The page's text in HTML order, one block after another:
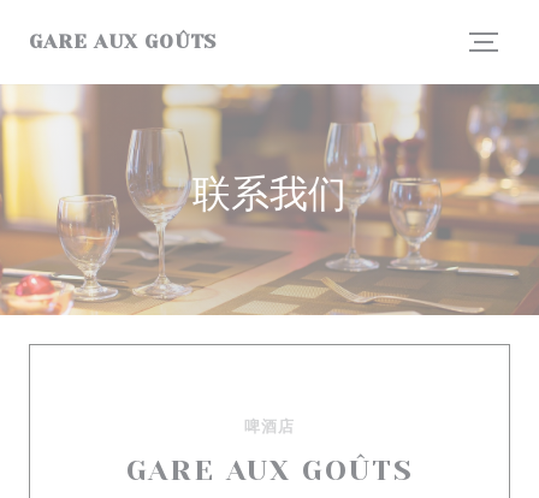
GARE AUX GOÛTS
联系我们
啤酒店
GARE AUX GOÛTS